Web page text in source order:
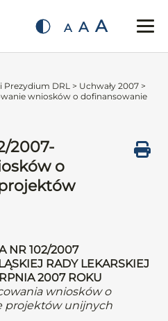
A A A
Prezydium DRL > Uchwały 2007 >
wniosków o dofinansowanie
2007-
o
NR 102/2007
RADY LEKARSKIEJ
2007 ROKU
wniosków o
projektów unijnych